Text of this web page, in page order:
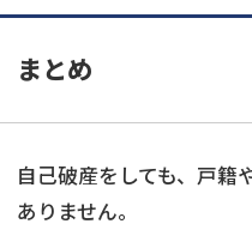
まとめ
自己破産をしても、戸籍
ありません。